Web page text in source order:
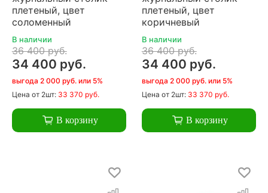
плетеный, цвет
соломенный
В наличии
36 400 руб.
34 400 руб.
выгода 2 000 руб. или 5%
Цена от 2шт: 33 370 руб.
В корзину
плетеный, цвет
коричневый
В наличии
36 400 руб.
34 400 руб.
выгода 2 000 руб. или 5%
Цена от 2шт: 33 370 руб.
В корзину